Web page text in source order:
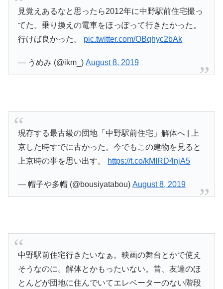
見覚えあるなと思ったら2012年に中野駅前住宅撮っ
てた。乗り換えの電車をほっぽって行きたかった。
行けば良かった。 pic.twitter.com/OBqhyc2bAk
— うめみ (@ikm_)August 8, 2019
現存する最古級の団地「中野駅前住宅」解体へ | 上
京した時すでに古かった。今でもこの建物を見ると
上京時の事を思い出す。
https://t.co/kMIRD4njA5
— 帽子や多帽 (@bousiyatabou)August 8, 2019
中野駅前住宅行きたいなぁ。映画の舞台とかで使え
そうなのに。解体とかもったいない。昔、友達のほ
とんどが団地に住んでいてエレベーターのない階段